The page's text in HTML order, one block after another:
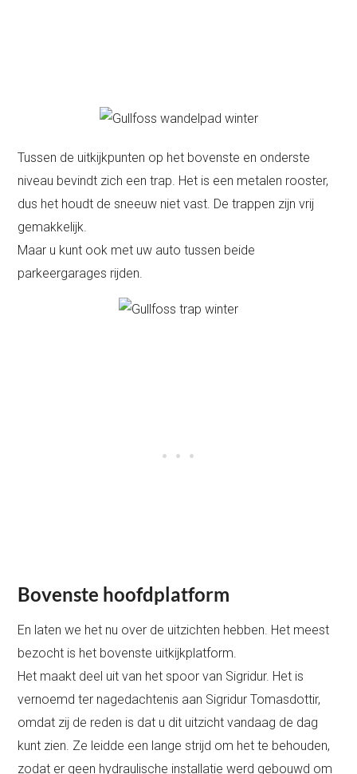
Tussen de uitkijkpunten op het bovenste en onderste
niveau bevindt zich een trap. Het is een metalen rooster,
dus het houdt de sneeuw niet vast. De trappen zijn vrij
gemakkelijk.
Maar u kunt ook met uw auto tussen beide
parkeergarages rijden.
Bovenste hoofdplatform
En laten we het nu over de uitzichten hebben. Het meest
bezocht is het bovenste uitkijkplatform.
Het maakt deel uit van het spoor van Sigridur. Het is
vernoemd ter nagedachtenis aan Sigridur Tomasdottir,
omdat zij de reden is dat u dit uitzicht vandaag de dag
kunt zien. Ze leidde een lange strijd om het te behouden,
zodat er geen hydraulische installatie werd gebouwd om